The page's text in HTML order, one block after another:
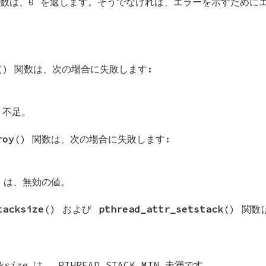
関数は、次の場合に失敗します:
足。
() 関数は、次の場合に失敗します:
、無効の値。
() および pthread_attr_setstack() 関数